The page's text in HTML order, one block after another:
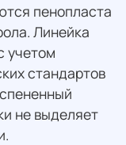
пенопласта
Линейка
учетом
стандартов
не выделяет